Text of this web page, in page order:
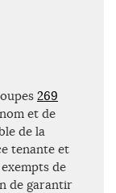
269
et de
de la
tenante et
de
de garantir